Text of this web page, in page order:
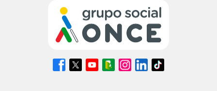
Síguenos
en
Síguenos
en
Síguenos
en
Síguenos
en
Síguenos
en
Síguenos
en
Síguenos
en